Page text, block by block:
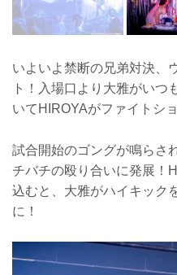
いよいよ禁断の兄弟対決、
ト！入場口より大雅がいつ
いてHIROYAがファイトシ
試合開始のゴングが鳴らさ
チバチの殴り合いに発展！
込むと、大雅がハイキック
に！